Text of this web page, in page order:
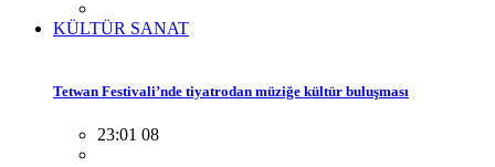
KÜLTÜR SANAT
Tetwan Festivali’nde tiyatrodan müziğe kültür buluşması
23:01 08